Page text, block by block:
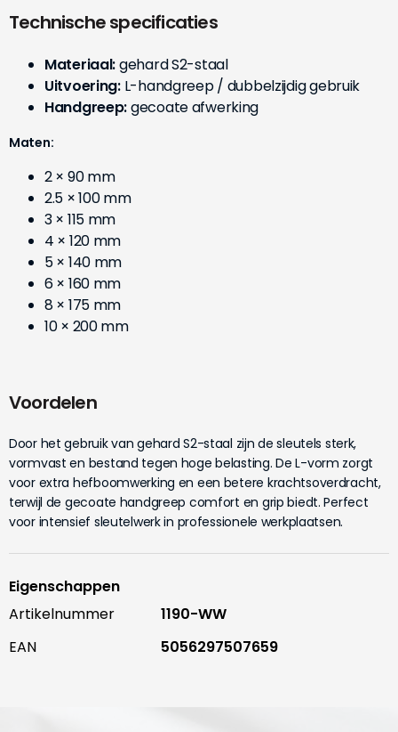
Technische specificaties
Materiaal:gehard S2-staal
Uitvoering:L-handgreep / dubbelzijdig gebruik
Handgreep:gecoate afwerking
Maten:
2 × 90 mm
2.5 × 100 mm
3 × 115 mm
4 × 120 mm
5 × 140 mm
6 × 160 mm
8 × 175 mm
10 × 200 mm
Voordelen
Door het gebruik van gehard S2-staal zijn de sleutels sterk,
vormvast en bestand tegen hoge belasting. De L-vorm zorgt
voor extra hefboomwerking en een betere krachtsoverdracht,
terwijl de gecoate handgreep comfort en grip biedt. Perfect
voor intensief sleutelwerk in professionele werkplaatsen.
Eigenschappen
Artikelnummer
1190-WW
EAN
5056297507659